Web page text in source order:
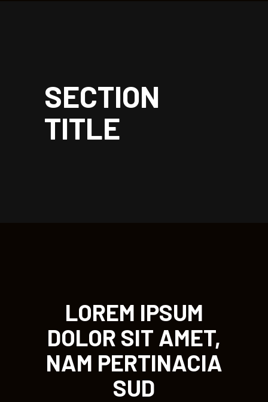
SECTION
TITLE
LOREM IPSUM
DOLOR SIT AMET,
NAM PERTINACIA
SUD